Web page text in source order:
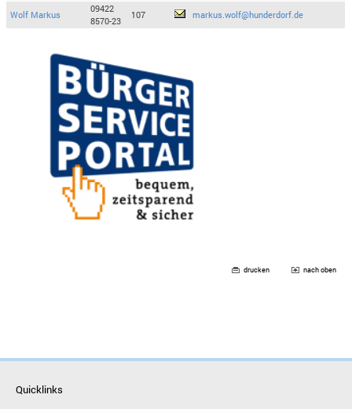
Wolf Markus
09422
8570-23
107 markus.wolf@hunderdorf.de
drucken nach oben
Quicklinks